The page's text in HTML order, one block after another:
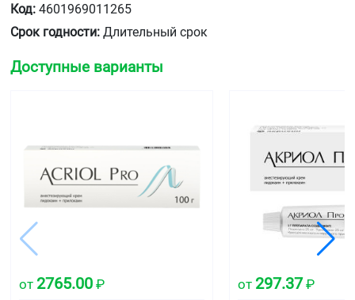
Код: 4601969011265
Срок годности: Длительный срок
Доступные варианты
от 2765.00 ₽ от 297.37₽